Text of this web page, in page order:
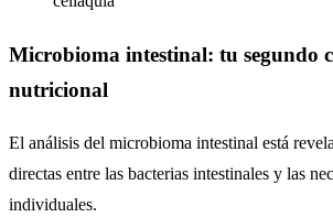
Microbioma intestinal: tu segundo
nutricional
El análisis del microbioma intestinal está
directas entre las bacterias intestinales y las
individuales.